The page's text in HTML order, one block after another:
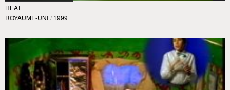
HEAT
ROYAUME-UNI / 1999